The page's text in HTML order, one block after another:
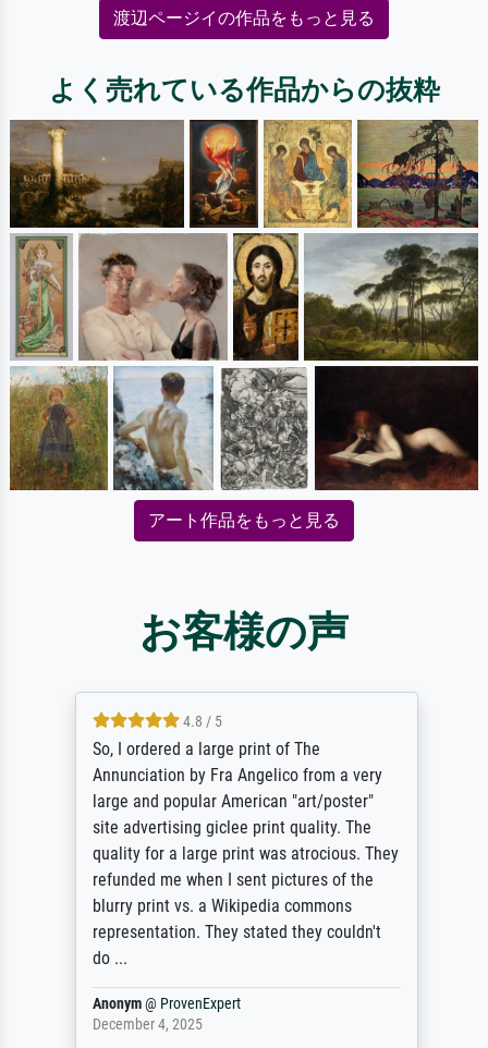
渡辺ページイの作品をもっと見る
よく売れている作品からの抜粋
アート作品をもっと見る
お客様の声
4.8 / 5
So, I ordered a large print of The
Annunciation by Fra Angelico from a very
large and popular American "art/poster"
site advertising giclee print quality. The
quality for a large print was atrocious. They
refunded me when I sent pictures of the
blurry print vs. a Wikipedia commons
representation. They stated they couldn't
do ...
Anonym@ ProvenExpert
December 4, 2025